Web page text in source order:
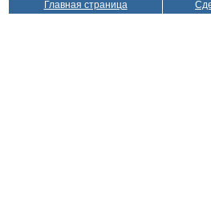
Главная страница